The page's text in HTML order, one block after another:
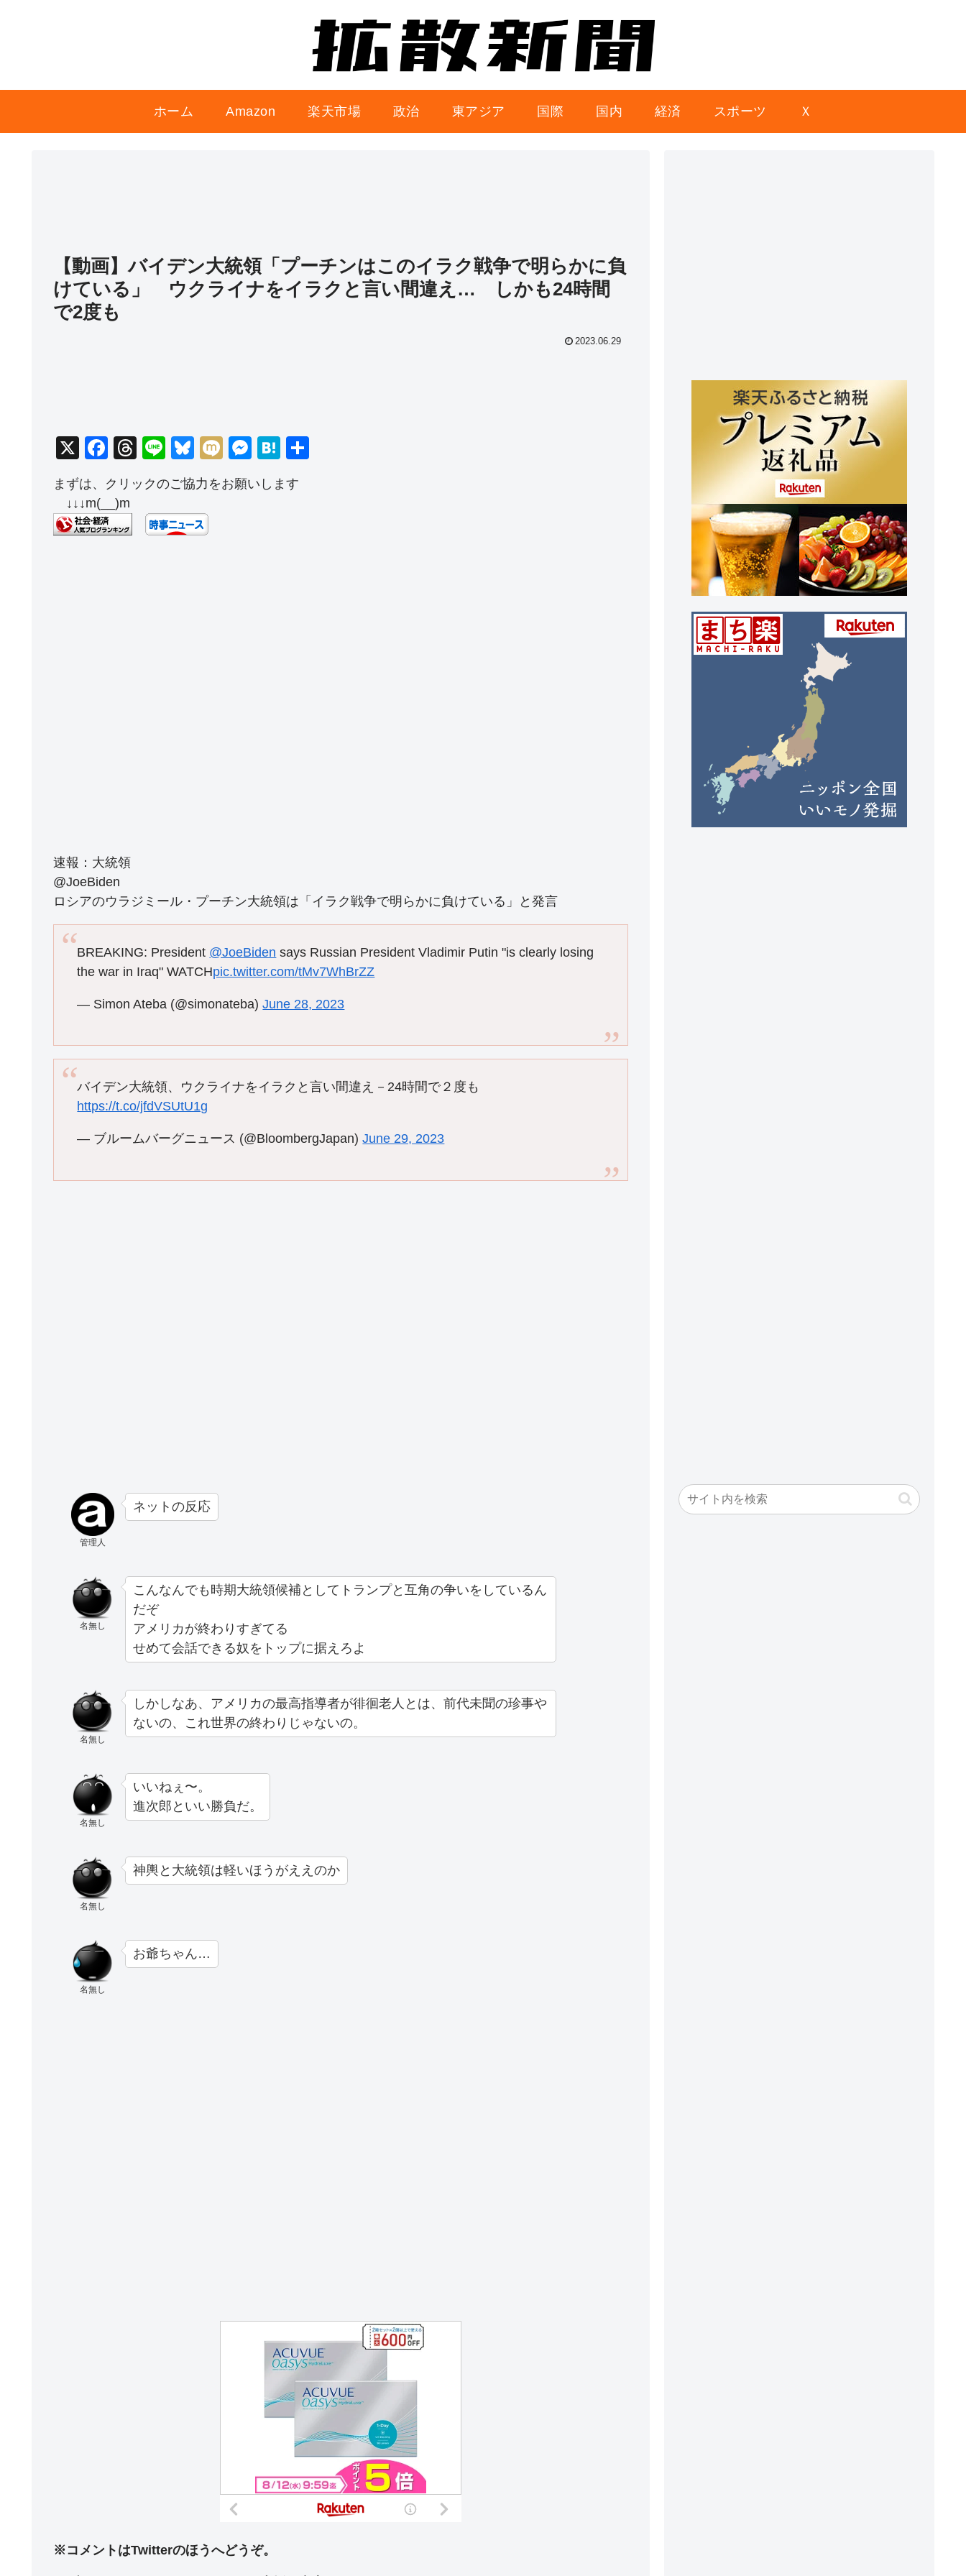
ホーム Amazon 楽天市場 政治 東アジア 国際 国内 経済 スポーツ Ｘ
【動画】バイデン大統領「プーチンはこのイラク戦争で明らかに負
けている」 ウクライナをイラクと言い間違え… しかも24時間
で2度も
2023.06.29
X
F
c
e
b
T
e
a
d
Li
e
Bl
u
e
sk
y
M
M
ss
H
e
まずは、クリックのご協力をお願いします
↓↓↓m(__)m
速報：大統領
@JoeBiden
ロシアのウラジミール・プーチン大統領は「イラク戦争で明らかに負けている」と発言
BREAKING: President @JoeBiden says Russian President Vladimir Putin "is clearly losing
the war in Iraq" WATCHpic.twitter.com/tMv7WhBrZZ
— Simon Ateba (@simonateba)June 28, 2023
バイデン大統領、ウクライナをイラクと言い間違え－24時間で２度も
https://t.co/jfdVSUtU1g
— ブルームバーグニュース (@BloombergJapan)June 29, 2023
管理人
ネットの反応
名無し
こんなんでも時期大統領候補としてトランプと互角の争いをしているん
だぞ
アメリカが終わりすぎてる
せめて会話できる奴をトップに据えろよ
名無し
しかしなあ、アメリカの最高指導者が徘徊老人とは、前代未聞の珍事や
ないの、これ世界の終わりじゃないの。
名無し
いいねぇ〜。
進次郎といい勝負だ。
名無し
神輿と大統領は軽いほうがええのか
名無し
お爺ちゃん…
※コメントはTwitterのほうへどうぞ。